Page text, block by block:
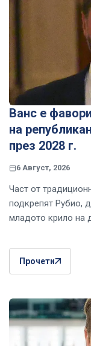
Ванс е
на
през 2028 г.
6 Август, 2026
Част от
подкрепят Рубио,
младото крило на
Прочети